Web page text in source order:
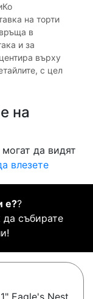
на торти
в
и за
върху
с цел
на
да видят
влезете
е??
събирате